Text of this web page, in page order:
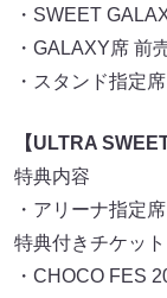
・SWEET
・GALAXY席 前
・スタンド指定
【ULTRA
特典内容
・アリーナ指定
特典付きチケット
・CHOCO FES